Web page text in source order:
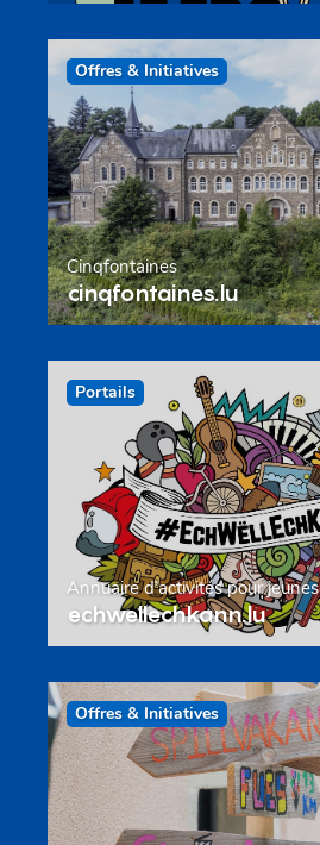
Offres & Initiatives
Cinqfontaines
cinqfontaines.lu
Portails
Annuaire d’activités pour jeunes
echwellechkann.lu
Offres & Initiatives